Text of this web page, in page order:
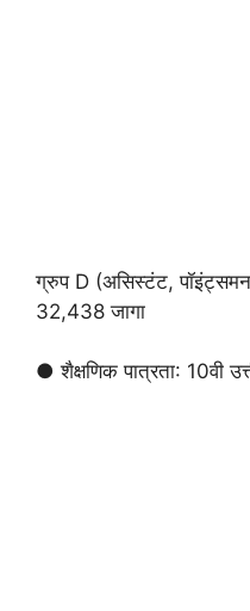
ग्रुप D (असिस्टंट,
32,438 जागा
● शैक्षणिक पात्रता: 10वी